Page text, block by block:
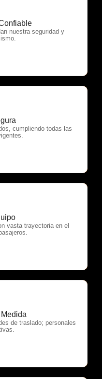
nuestra seguridad y
cumpliendo todas las
vasta trayectoria en el
de traslado; personales